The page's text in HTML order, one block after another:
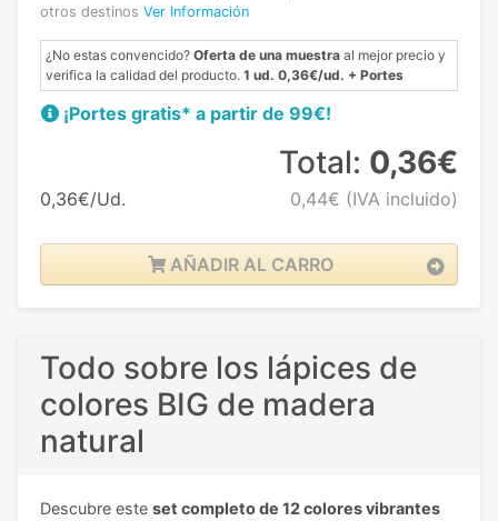
otros destinos Ver Información
¿No estas convencido? Oferta de una muestra al mejor precio y
verifica la calidad del producto. 1 ud. 0,36€/ud. + Portes
¡Portes gratis* a partir de 99€!
0,36€/Ud.
Total: 0,36€
0,44€ (IVA incluido)
AÑADIR AL CARRO
Todo sobre los lápices de
colores BIG de madera
natural
Descubre este set completo de 12 colores vibrantes